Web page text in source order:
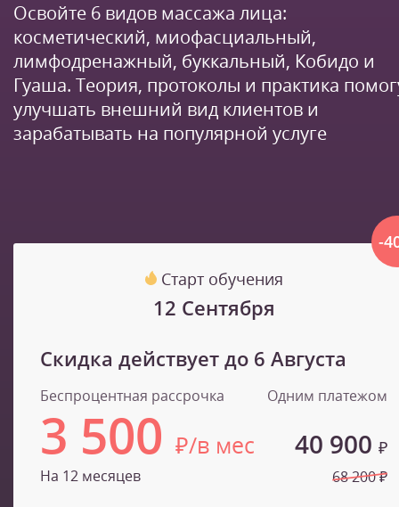
Освойте 6 видов массажа лица:
косметический, миофасциальный,
лимфодренажный, буккальный, Кобидо и
Гуаша. Теория, протоколы и практика
улучшать внешний вид клиентов и
зарабатывать на популярной услуге
-
Старт обучения
12 Сентября
Скидка действует до 6 Августа
Беспроцентная рассрочка
3 500 ₽/в мес
На 12 месяцев
Одним платежом
40 900 ₽
68 200 ₽